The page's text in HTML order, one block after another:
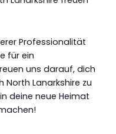
Professionalität
für ein
uns darauf, dich
Lanarkshire zu
deine neue Heimat